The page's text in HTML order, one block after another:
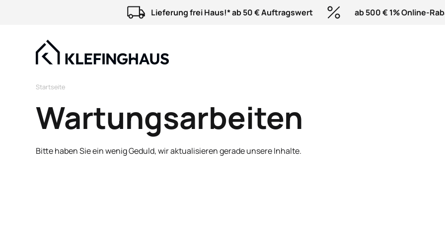
Lieferung frei Haus!* ab 50 € Auftragswert ab 500 € 1% Online-
Startseite
Wartungsarbeiten
Bitte haben Sie ein wenig Geduld, wir aktualisieren gerade unsere Inhalte.